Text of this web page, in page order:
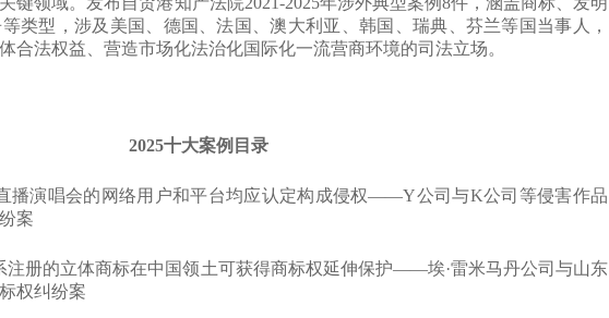
类型，涉及美国、德国、法国、澳大利亚、韩国、瑞典、芬兰等国当事人，
合法权益、营造市场化法治化国际化一流营商环境的司法立场。
2025十大案例目录
演唱会的网络用户和平台均应认定构成侵权——Y公司与K公司等侵害作品
案
册的立体商标在中国领土可获得商标权延伸保护——埃·雷米马丹公司与山东
权纠纷案